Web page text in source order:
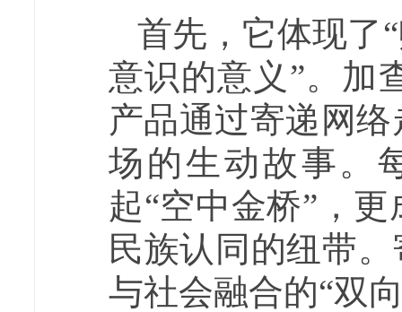
首先，它体现了
意识的意义”。加
产品通过寄递网
场的生动故事。
起“空中金桥”，
民族认同的纽带
与社会融合的“双